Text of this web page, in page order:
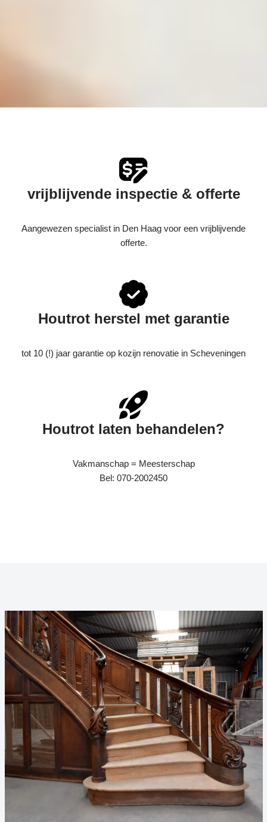
vrijblijvende inspectie & offerte
Aangewezen specialist in Den Haag voor een vrijblijvende
offerte.
Houtrot herstel met garantie
tot 10 (!) jaar garantie op kozijn renovatie in Scheveningen
Houtrot laten behandelen?
Vakmanschap = Meesterschap
Bel: 070-2002450